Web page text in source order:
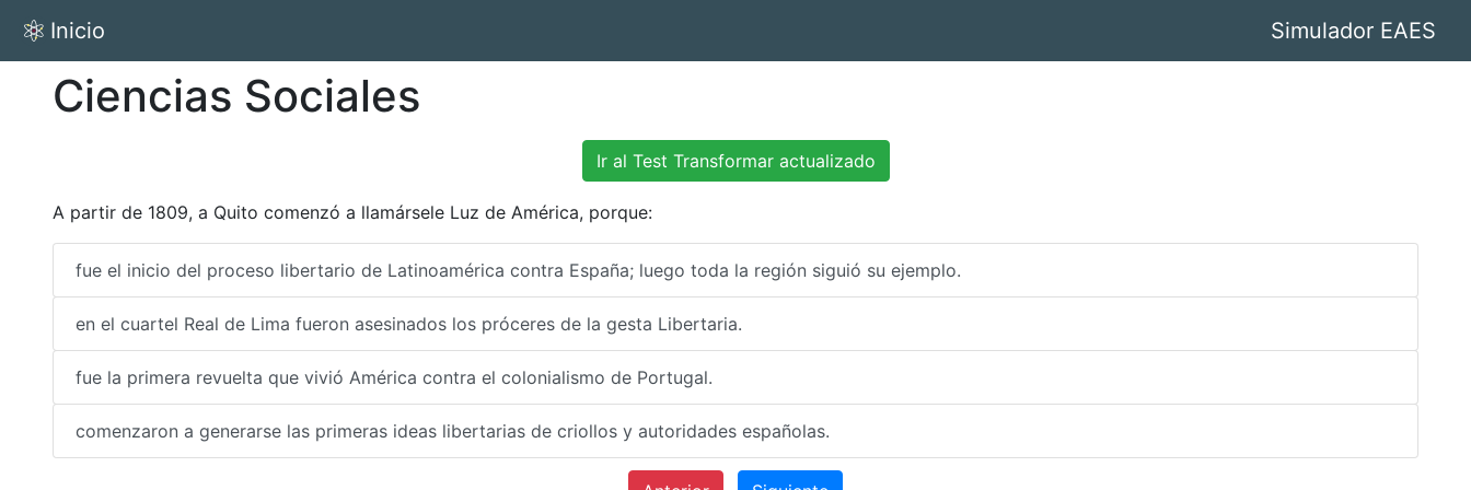
Inicio Simulador EAES
Ciencias Sociales
Ir al Test Transformar actualizado
A partir de 1809, a Quito comenzó a llamársele Luz de América, porque:
fue el inicio del proceso libertario de Latinoamérica contra España; luego toda la región siguió su ejemplo.
en el cuartel Real de Lima fueron asesinados los próceres de la gesta Libertaria.
fue la primera revuelta que vivió América contra el colonialismo de Portugal.
comenzaron a generarse las primeras ideas libertarias de criollos y autoridades españolas.